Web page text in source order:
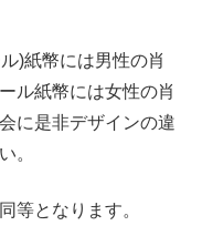
)紙幣には男性の肖
ル紙幣には女性の肖
に是非デザインの違
。
等となります。